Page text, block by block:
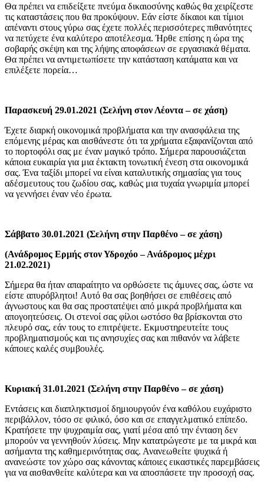
Θα πρέπει να επιδείξετε πνεύμα δικαιοσύνης καθώς θα χειρίζεστε
τις καταστάσεις που θα προκύψουν. Εάν είστε δίκαιοι και τίμιοι
απέναντι στους γύρω σας έχετε πολλές περισσότερες πιθανότητες
να πετύχετε ένα καλύτερο αποτέλεσμα. Ήρθε επίσης η ώρα της
σοβαρής σκέψη και της λήψης αποφάσεων σε εργασιακά θέματα.
Θα πρέπει να αντιμετωπίσετε την κατάσταση κατάματα και να
επιλέξετε πορεία…
Παρασκευή 29.01.2021 (Σελήνη στον Λέοντα – σε χάση)
Έχετε διαρκή οικονομικά προβλήματα και την ανασφάλεια της
επόμενης μέρας και αισθάνεστε ότι τα χρήματα εξαφανίζονται από
το πορτοφόλι σας με έναν μαγικό τρόπο. Σήμερα παρουσιάζεται
κάποια ευκαιρία για μια έκτακτη τονωτική ένεση στα οικονομικά
σας. Ένα ταξίδι μπορεί να είναι καταλυτικής σημασίας για τους
αδέσμευτους του ζωδίου σας, καθώς μια τυχαία γνωριμία μπορεί
να γεννήσει έναν νέο έρωτα.
Σάββατο 30.01.2021 (Σελήνη στην Παρθένο – σε χάση)
(Ανάδρομος Ερμής στον Υδροχόο – Ανάδρομος μέχρι
21.02.2021)
Σήμερα θα ήταν απαραίτητο να ορθώσετε τις άμυνες σας, ώστε να
είστε απυρόβλητοι! Αυτό θα σας βοηθήσει σε επιθέσεις από
άγνωστους και θα σας προστατέψει από μικρά προβλήματα και
απογοητεύσεις. Οι στενοί σας φίλοι ωστόσο θα βρίσκονται στο
πλευρό σας, εάν τους το επιτρέψετε. Εκμυστηρευτείτε τους
προβληματισμούς και τις ανησυχίες σας και πιθανόν να λάβετε
κάποιες καλές συμβουλές.
Κυριακή 31.01.2021 (Σελήνη στην Παρθένο – σε χάση)
Εντάσεις και διαπληκτισμοί δημιουργούν ένα καθόλου ευχάριστο
περιβάλλον, τόσο σε φιλικό, όσο και σε επαγγελματικό επίπεδο.
Κρατήσετε την ψυχραιμία σας, γιατί μέσα από την ένταση δεν
μπορούν να γεννηθούν λύσεις. Μην κατατρώγεστε με τα μικρά και
ασήμαντα της καθημερινότητας σας. Ανανεωθείτε ψυχικά ή
ανανεώστε τον χώρο σας κάνοντας κάποιες εικαστικές παρεμβάσεις
για να αισθανθείτε καλύτερα και να αποσπάσετε την προσοχή σας.